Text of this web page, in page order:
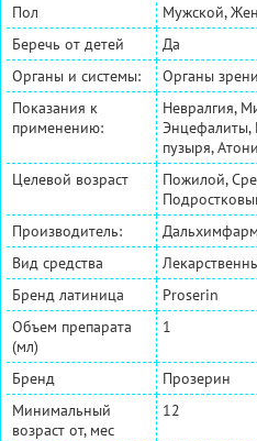
Пол
Мужской,
Беречь от детей
Да
Органы и системы:
Органы
Показания к
применению:
Невралгия,
Энцефалиты,
пузыря,
Целевой возраст
Пожилой,
Производитель:
Дальхимфарм
Вид средства
Бренд латиница
Proserin
Объем препарата
(мл)
1
Бренд
Прозерин
Минимальный
возраст от, мес
12